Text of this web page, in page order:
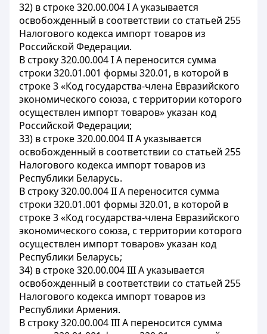
32) в строке 320.00.004 I А указывается
освобожденный в соответствии со статьей 255
Налогового кодекса импорт товаров из
Российской Федерации.
В строку 320.00.004 I А переносится сумма
строки 320.01.001 формы 320.01, в которой в
строке 3 «Код государства-члена Евразийского
экономического союза, с территории которого
осуществлен импорт товаров» указан код
Российской Федерации;
33) в строке 320.00.004 II А указывается
освобожденный в соответствии со статьей 255
Налогового кодекса импорт товаров из
Республики Беларусь.
В строку 320.00.004 II А переносится сумма
строки 320.01.001 формы 320.01, в которой в
строке 3 «Код государства-члена Евразийского
экономического союза, с территории которого
осуществлен импорт товаров» указан код
Республики Беларусь;
34) в строке 320.00.004 III А указывается
освобожденный в соответствии со статьей 255
Налогового кодекса импорт товаров из
Республики Армения.
В строку 320.00.004 III А переносится сумма